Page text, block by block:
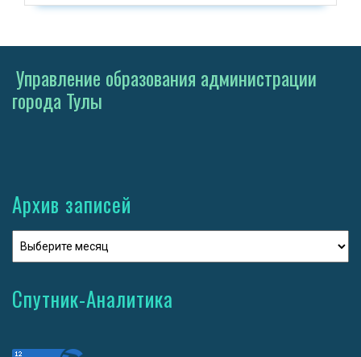
Управление образования администрации
города Тулы
Архив записей
Спутник-Аналитика